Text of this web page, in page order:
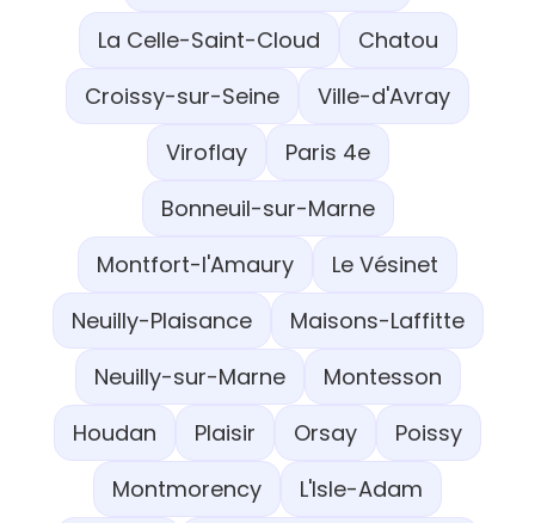
La Celle-Saint-Cloud
Chatou
Croissy-sur-Seine
Ville-d'Avray
Viroflay
Paris 4e
Bonneuil-sur-Marne
Montfort-l'Amaury
Le Vésinet
Neuilly-Plaisance
Maisons-Laffitte
Neuilly-sur-Marne
Montesson
Houdan
Plaisir Orsay
Poissy
Montmorency
L'Isle-Adam